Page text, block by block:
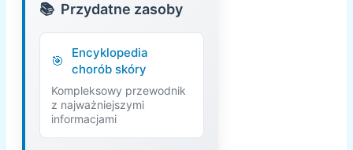
Przydatne zasoby
Encyklopedia
chorób skóry
Kompleksowy przewodnik
z najważniejszymi
informacjami